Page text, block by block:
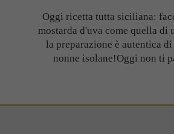
Oggi ricetta tutta siciliana:
mostarda d'uva come quella di
la preparazione è autentica
nonne isolane!Oggi non ti